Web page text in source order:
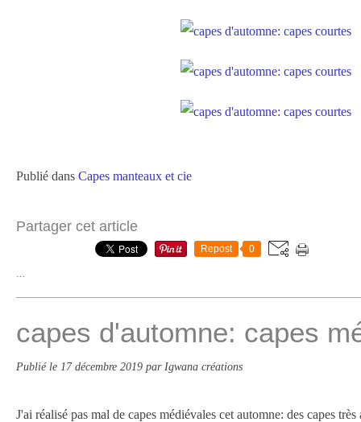
Publié dans Capes manteaux et cie
Partager cet article
Repost 0
capes d'automne: capes
Publié le 17 décembre 2019 par Igwana créations
J'ai réalisé pas mal de capes médiévales cet automne: des capes